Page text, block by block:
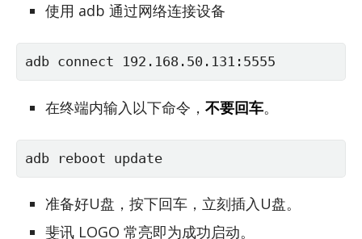
使用 adb 通过网络连接设备
adb connect 192.168.50.131:5555
在终端内输入以下命令， 不要回车。
adb reboot update
准备好U盘，按下回车，立刻插入U盘。
斐讯 LOGO 常亮即为成功启动。